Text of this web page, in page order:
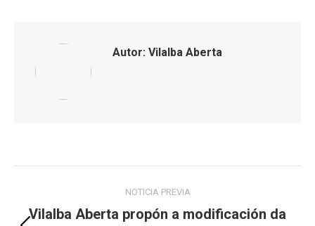
Autor: Vilalba Aberta
navigation
NOTICIA PREVIA
Vilalba Aberta propón a modificación da